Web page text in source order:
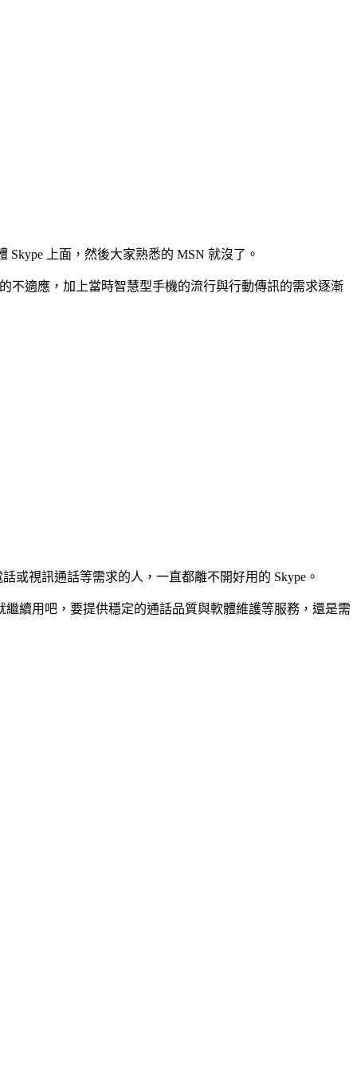
Skype 上面，然後大家熟悉的 MSN 就沒了。
不適應，加上當時智慧型手機的流行與行動傳訊的需求逐漸
或視訊通話等需求的人，一直都離不開好用的 Skype。
續用吧，要提供穩定的通話品質與軟體維護等服務，還是需